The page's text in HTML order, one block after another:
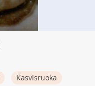
Kasvisruoka